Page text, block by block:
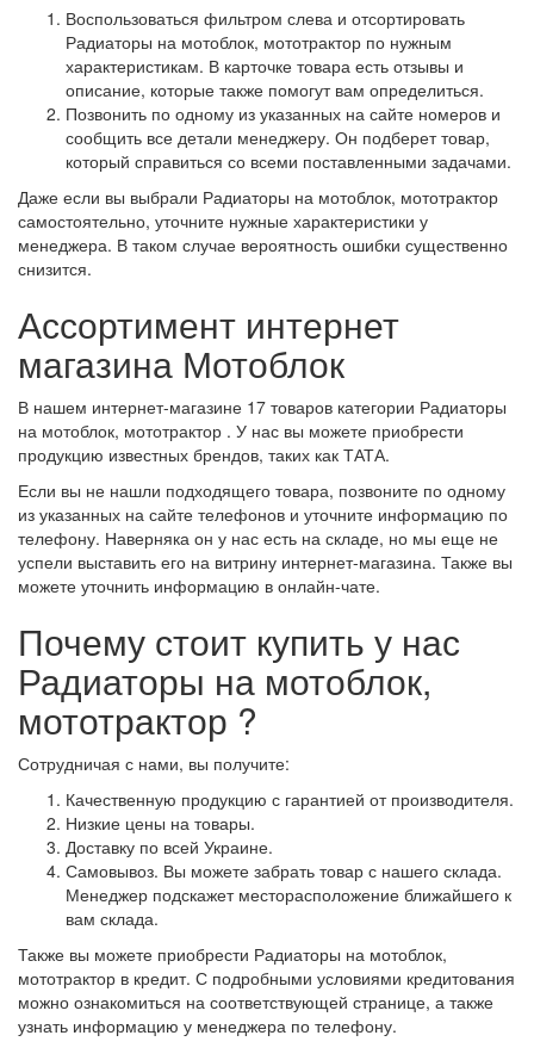
Воспользоваться фильтром слева и отсортировать
Радиаторы на мотоблок, мототрактор по нужным
характеристикам. В карточке товара есть отзывы и
описание, которые также помогут вам определиться.
Позвонить по одному из указанных на сайте номеров и
сообщить все детали менеджеру. Он подберет товар,
который справиться со всеми поставленными задачами.
Даже если вы выбрали Радиаторы на мотоблок, мототрактор
самостоятельно, уточните нужные характеристики у
менеджера. В таком случае вероятность ошибки существенно
снизится.
Ассортимент интернет
магазина Мотоблок
В нашем интернет-магазине 17 товаров категории Радиаторы
на мотоблок, мототрактор . У нас вы можете приобрести
продукцию известных брендов, таких как ТАТА.
Если вы не нашли подходящего товара, позвоните по одному
из указанных на сайте телефонов и уточните информацию по
телефону. Наверняка он у нас есть на складе, но мы еще не
успели выставить его на витрину интернет-магазина. Также вы
можете уточнить информацию в онлайн-чате.
Почему стоит купить у нас
Радиаторы на мотоблок,
мототрактор ?
Сотрудничая с нами, вы получите:
Качественную продукцию с гарантией от производителя.
Низкие цены на товары.
Доставку по всей Украине.
Самовывоз. Вы можете забрать товар с нашего склада.
Менеджер подскажет месторасположение ближайшего к
вам склада.
Также вы можете приобрести Радиаторы на мотоблок,
мототрактор в кредит. С подробными условиями кредитования
можно ознакомиться на соответствующей странице, а также
узнать информацию у менеджера по телефону.